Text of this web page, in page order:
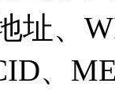
址、
、